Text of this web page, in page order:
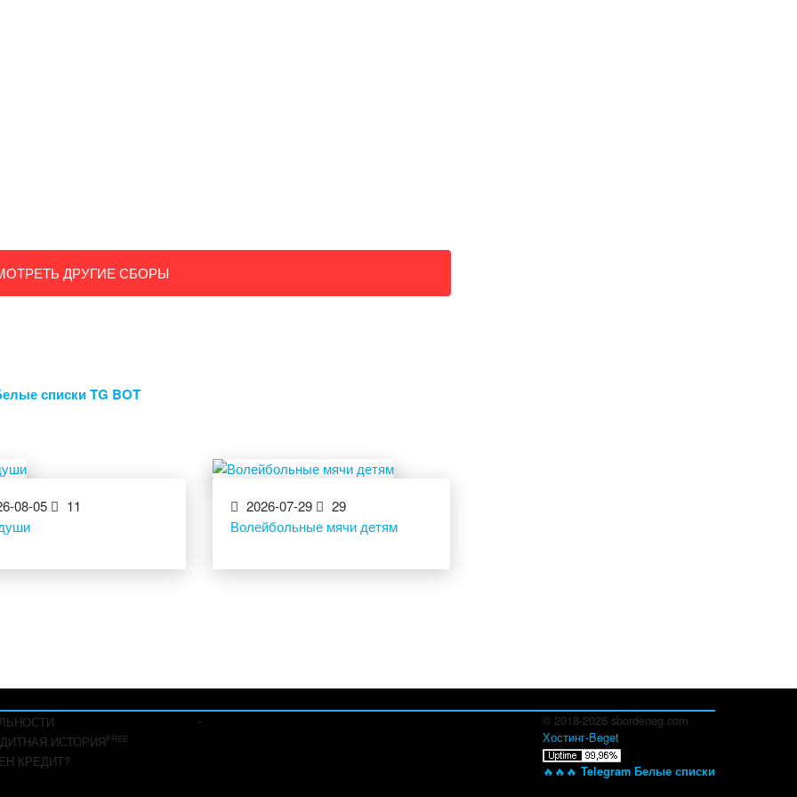
ДРУГИЕ СБОРЫ
списки TG BOT
08-05
11
2026-07-29
29
Волейбольные мячи детям
-
ИСТОРИЯFREE
КРЕДИТ?
© 2018-2026 sbordeneg.com
Хостинг-Beget
🔥🔥🔥 Telegram Белые списки